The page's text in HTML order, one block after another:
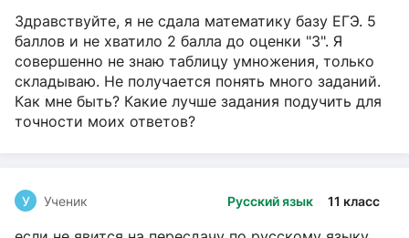
Здравствуйте, я не сдала математику базу ЕГЭ. 5
баллов и не хватило 2 балла до оценки "3". Я
совершенно не знаю таблицу умножения, только
складываю. Не получается понять много заданий.
Как мне быть? Какие лучше задания подучить для
точности моих ответов?
Русский язык 11 класс
У Ученик